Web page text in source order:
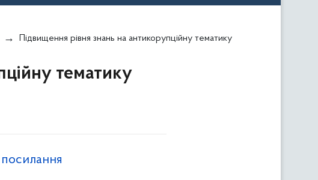
Підвищення рівня знань на антикорупційну тематику
тематику